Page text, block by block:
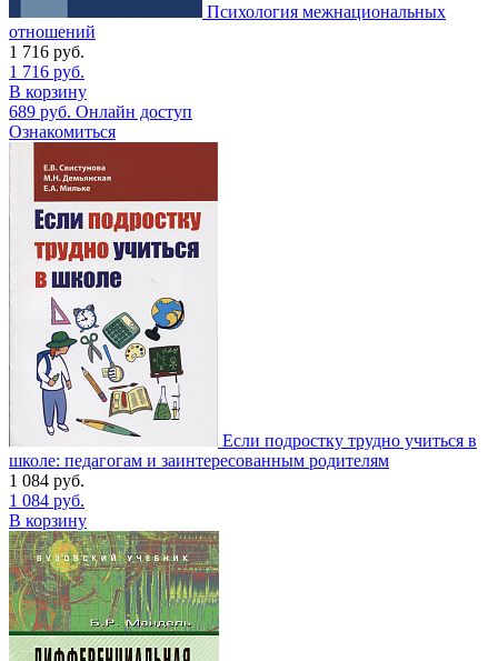
Психология межнациональных
отношений
1 716 руб.
1 716 руб.
В корзину
689 руб. Онлайн доступ
Ознакомиться
Если подростку трудно учиться в
школе: педагогам и заинтересованным родителям
1 084 руб.
1 084 руб.
В корзину